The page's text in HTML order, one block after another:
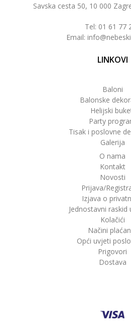
Savska cesta 50, 10 000
Tel: 01 61 77
Email:
LINKOVI
Baloni
Balonske
Helijski
Party
Tisak i poslovne
Galerija
O nama
Kontakt
Novosti
Prijava/
Izjava o
Jednostavni raskid
Kolačići
Načini
Opći uvjeti
Prigovori
Dostava